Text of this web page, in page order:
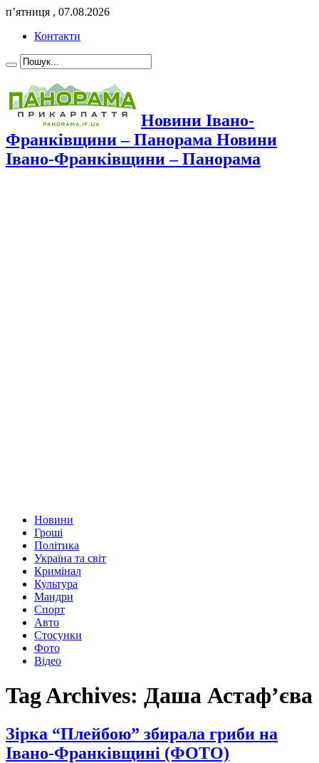
п’ятниця , 07.08.2026
Контакти
Новини Івано-
Франківщини – Панорама Новини
Івано-Франківщини – Панорама
Новини
Гроші
Політика
Україна та світ
Кримінал
Культура
Мандри
Спорт
Авто
Стосунки
Фото
Відео
Tag Archives: Даша Астаф’єва
Зірка “Плейбою” збирала гриби на
Івано-Франківщині (ФОТО)